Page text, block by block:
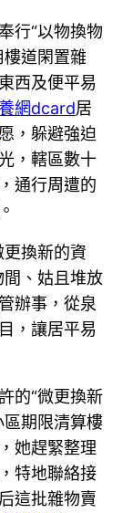
行“以物換物
樓道閑置雜
西及便平易
網dcard居
愿，躲避強迫
，轄區數十
通行周遭的
換新的資
間、姑且堆放
辦事，從泉
，讓居平易
的“微更換新
區期限清算樓
她趕緊整理
特地聯絡接
這批雜物賣